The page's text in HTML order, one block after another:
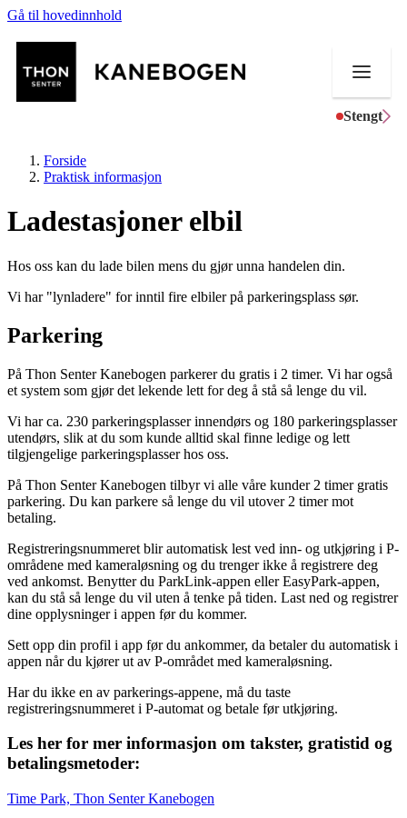
Gå til hovedinnhold
Stengt
Tilbud
Inspirasjon
Søk
Åpningstider
Praktisk informasjon
Ledige stillinger
Gavekort
Finn frem
Forside
Praktisk informasjon
Ladestasjoner elbil
Hos oss kan du lade bilen mens du gjør unna handelen din.
Vi har "lynladere" for inntil fire elbiler på parkeringsplass sør.
Parkering
På Thon Senter Kanebogen parkerer du gratis i 2 timer. Vi har også
et system som gjør det lekende lett for deg å stå så lenge du vil.
Vi har ca. 230 parkeringsplasser innendørs og 180 parkeringsplasser
utendørs, slik at du som kunde alltid skal finne ledige og lett
tilgjengelige parkeringsplasser hos oss.
På Thon Senter Kanebogen tilbyr vi alle våre kunder 2 timer gratis
parkering. Du kan parkere så lenge du vil utover 2 timer mot
betaling.
Registreringsnummeret blir automatisk lest ved inn- og utkjøring i P-
områdene med kameraløsning og du trenger ikke å registrere deg
ved ankomst. Benytter du ParkLink-appen eller EasyPark-appen,
kan du stå så lenge du vil uten å tenke på tiden. Last ned og registrer
dine opplysninger i appen før du kommer.
Sett opp din profil i app før du ankommer, da betaler du automatisk i
appen når du kjører ut av P-området med kameraløsning.
Har du ikke en av parkerings-appene, må du taste
registreringsnummeret i P-automat og betale før utkjøring.
Les her for mer informasjon om takster, gratistid og
betalingsmetoder:
Time Park, Thon Senter Kanebogen